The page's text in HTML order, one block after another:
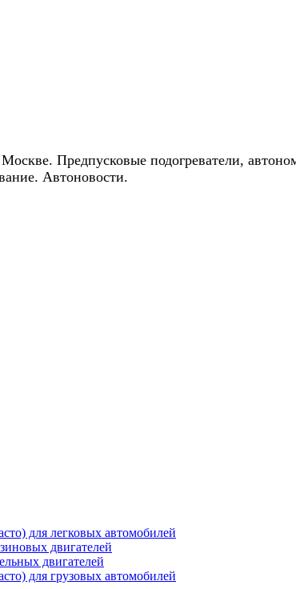
Предпусковые подогреватели,
Автоновости.
для легковых автомобилей
двигателей
двигателей
для грузовых автомобилей